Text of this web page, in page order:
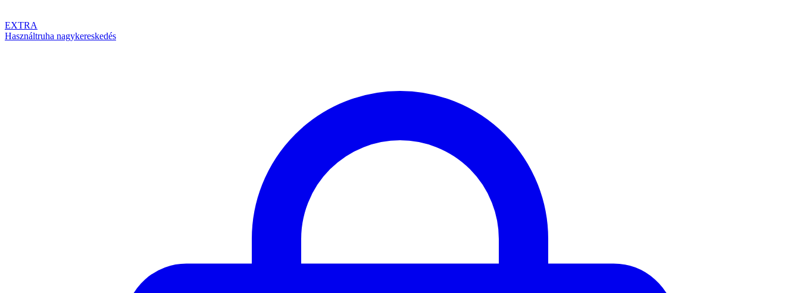
EXTRA
Használtruha nagykereskedés